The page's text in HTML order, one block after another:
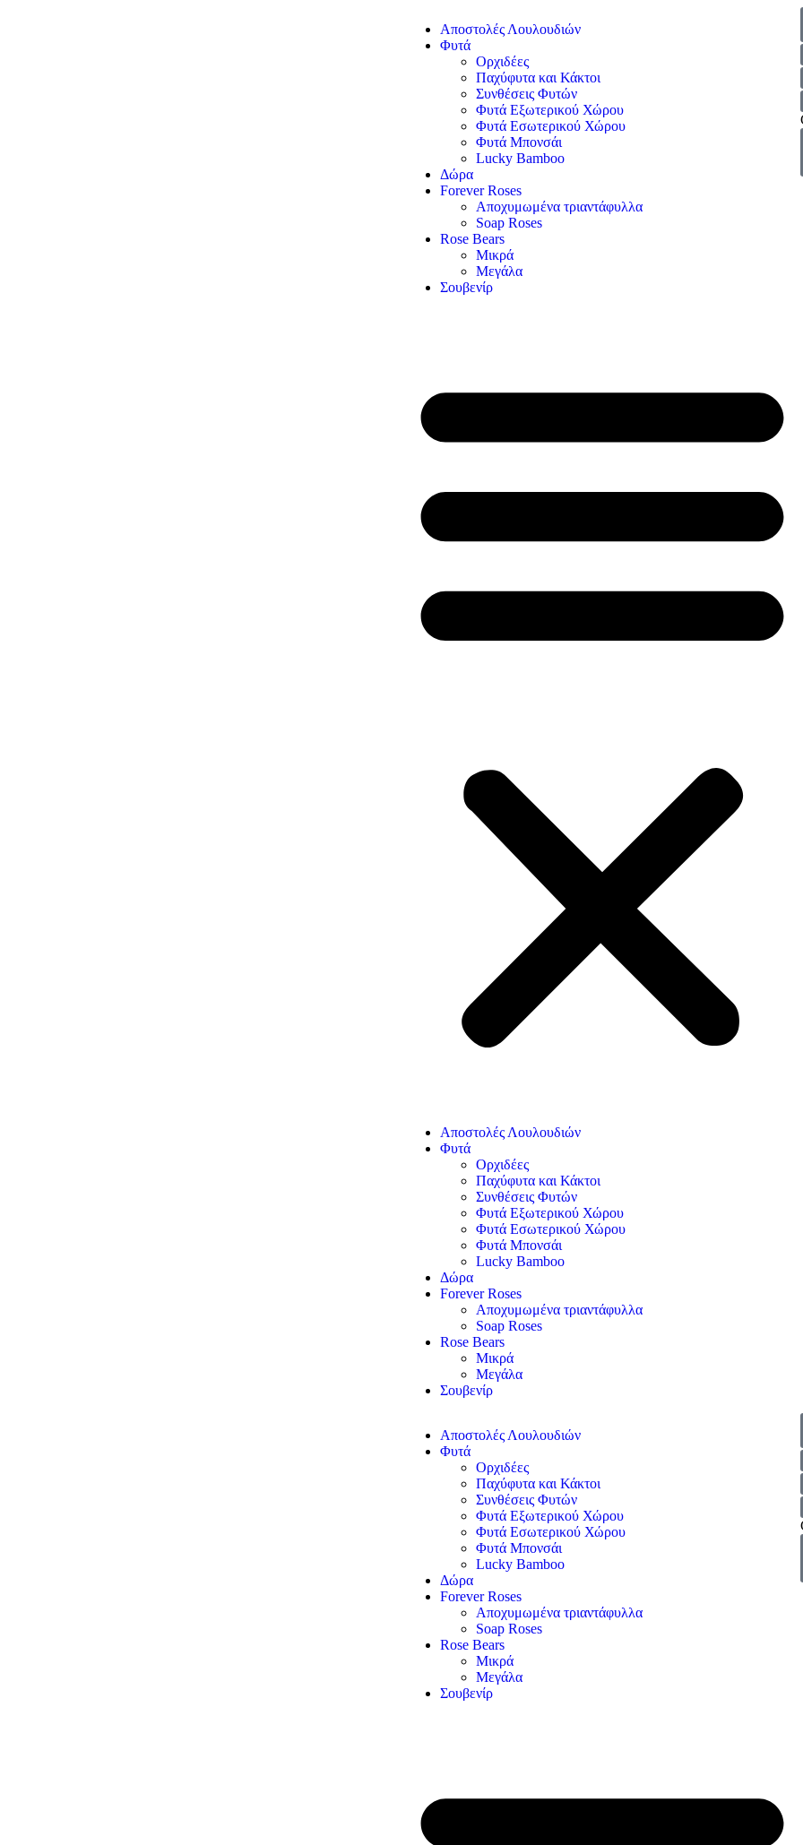
Αποστολές Λουλουδιών
Φυτά
Ορχιδέες
Παχύφυτα και Κάκτοι
Συνθέσεις Φυτών
Φυτά Εξωτερικού Χώρου
Φυτά Εσωτερικού Χώρου
Φυτά Μπονσάι
Lucky Bamboo
Δώρα
Forever Roses
Αποχυμωμένα τριαντάφυλλα
Soap Roses
Rose Βears
Μικρά
Μεγάλα
Σουβενίρ
Αποστολές Λουλουδιών
Φυτά
Ορχιδέες
Παχύφυτα και Κάκτοι
Συνθέσεις Φυτών
Φυτά Εξωτερικού Χώρου
Φυτά Εσωτερικού Χώρου
Φυτά Μπονσάι
Lucky Bamboo
Δώρα
Forever Roses
Αποχυμωμένα τριαντάφυλλα
Soap Roses
Rose Βears
Μικρά
Μεγάλα
Σουβενίρ
Αποστολές Λουλουδιών
Φυτά
Ορχιδέες
Παχύφυτα και Κάκτοι
Συνθέσεις Φυτών
Φυτά Εξωτερικού Χώρου
Φυτά Εσωτερικού Χώρου
Φυτά Μπονσάι
Lucky Bamboo
Δώρα
Forever Roses
Αποχυμωμένα τριαντάφυλλα
Soap Roses
Rose Βears
Μικρά
Μεγάλα
Σουβενίρ